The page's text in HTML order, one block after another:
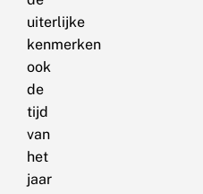
uiterlijke
kenmerken
ook
de
tijd
van
het
jaar